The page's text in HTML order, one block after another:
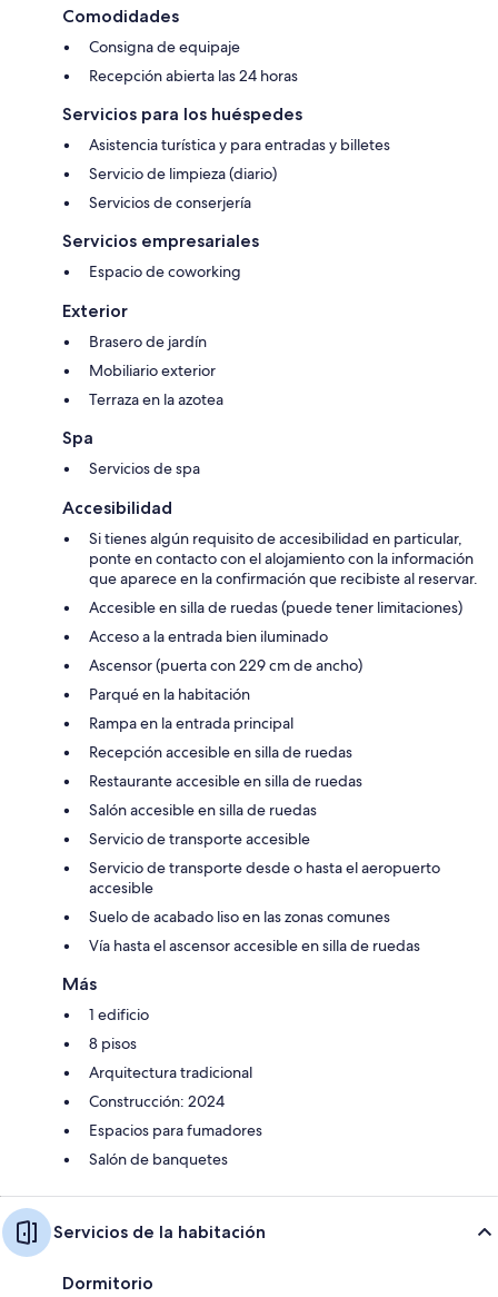
Comodidades
Consigna de equipaje
Recepción abierta las 24 horas
Servicios para los huéspedes
Asistencia turística y para entradas y billetes
Servicio de limpieza (diario)
Servicios de conserjería
Servicios empresariales
Espacio de coworking
Exterior
Brasero de jardín
Mobiliario exterior
Terraza en la azotea
Spa
Servicios de spa
Accesibilidad
Si tienes algún requisito de accesibilidad en particular,
ponte en contacto con el alojamiento con la información
que aparece en la confirmación que recibiste al reservar.
Accesible en silla de ruedas (puede tener limitaciones)
Acceso a la entrada bien iluminado
Ascensor (puerta con 229 cm de ancho)
Parqué en la habitación
Rampa en la entrada principal
Recepción accesible en silla de ruedas
Restaurante accesible en silla de ruedas
Salón accesible en silla de ruedas
Servicio de transporte accesible
Servicio de transporte desde o hasta el aeropuerto
accesible
Suelo de acabado liso en las zonas comunes
Vía hasta el ascensor accesible en silla de ruedas
Más
1 edificio
8 pisos
Arquitectura tradicional
Construcción: 2024
Espacios para fumadores
Salón de banquetes
Servicios de la habitación
Dormitorio